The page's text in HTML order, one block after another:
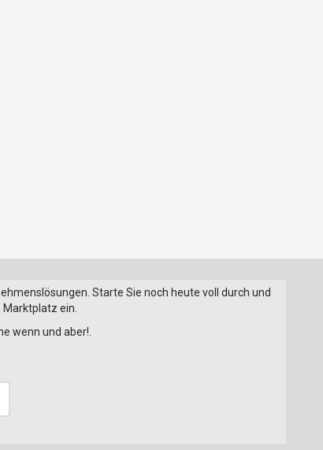
Starte Sie noch heute voll durch und
ein.
wenn und aber!.